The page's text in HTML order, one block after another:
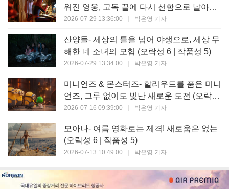
워진 영웅, 고독 끝에 다시 선함으로 날아오
르다 (오락성 8 | 작품성 8)
2026-07-29 13:36:00 박은영 기자
산양들- 세상의 틀을 넘어 야생으로, 세상 무
해한 네 소녀의 모험 (오락성 6 | 작품성 5)
2026-07-29 13:34:00 박은영 기자
미니언즈 & 몬스터즈- 할리우드를 품은 미니
언즈, 그루 없이도 빛난 새로운 도전 (오락성
7 | 작품성 6)
2026-07-16 09:39:00 박은영 기자
모아나- 여름 영화로는 제격! 새로움은 없는
(오락성 6 | 작품성 5)
2026-07-13 10:49:00 박은영 기자